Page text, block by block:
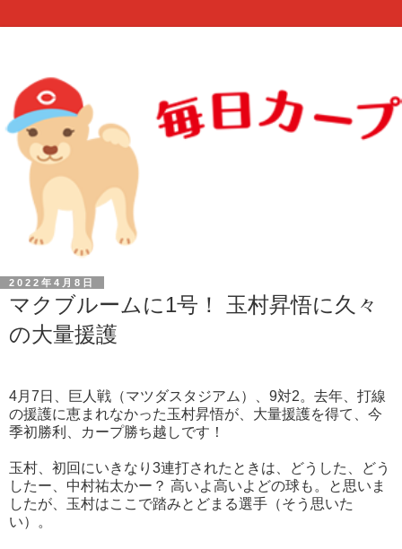
2022年4月8日
マクブルームに1号！ 玉村昇悟に久々
の大量援護
4月7日、巨人戦（マツダスタジアム）、9対2。去年、打線
の援護に恵まれなかった玉村昇悟が、大量援護を得て、今
季初勝利、カープ勝ち越しです！
玉村、初回にいきなり3連打されたときは、どうした、どう
したー、中村祐太かー？ 高いよ高いよどの球も。と思いま
したが、玉村はここで踏みとどまる選手（そう思いた
い）。